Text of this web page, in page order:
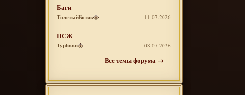
Баги
ТолстыйКотик 11.07.2026
ПСЖ
Typhoon 08.07.2026
Все темы форума →